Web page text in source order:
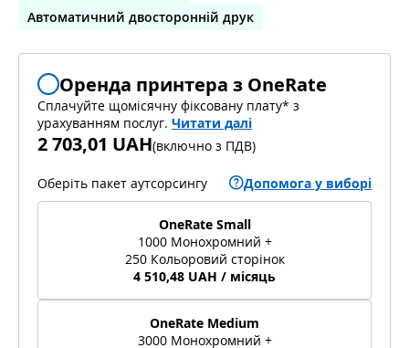
Автоматичний двосторонній друк
Оренда принтера з OneRate
Сплачуйте щомісячну фіксовану плату* з
урахуванням послуг. Читати далі
2 703,01 UAH(включно з ПДВ)
Оберіть пакет аутсорсингу Допомога у виборі
OneRate Small
1000 Монохромний +
250 Кольоровий сторінок
4 510,48 UAH / місяць
OneRate Medium
3000 Монохромний +